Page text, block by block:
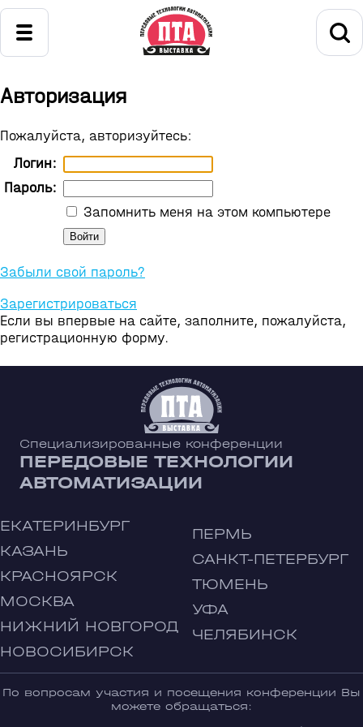
Авторизация
Пожалуйста, авторизуйтесь:
Логин:
Пароль:
Запомнить меня на этом компьютере
Забыли свой пароль?
Зарегистрироваться
Если вы впервые на сайте, заполните, пожалуйста,
регистрационную форму.
Специализированные конференции
ПЕРЕДОВЫЕ ТЕХНОЛОГИИ
АВТОМАТИЗАЦИИ
ЕКАТЕРИНБУРГ
КАЗАНЬ
КРАСНОЯРСК
МОСКВА
НИЖНИЙ НОВГОРОД
НОВОСИБИРСК
ПЕРМЬ
САНКТ-ПЕТЕРБУРГ
ТЮМЕНЬ
УФА
ЧЕЛЯБИНСК
По вопросам участия и посещения конференции Вы
можете обращаться: